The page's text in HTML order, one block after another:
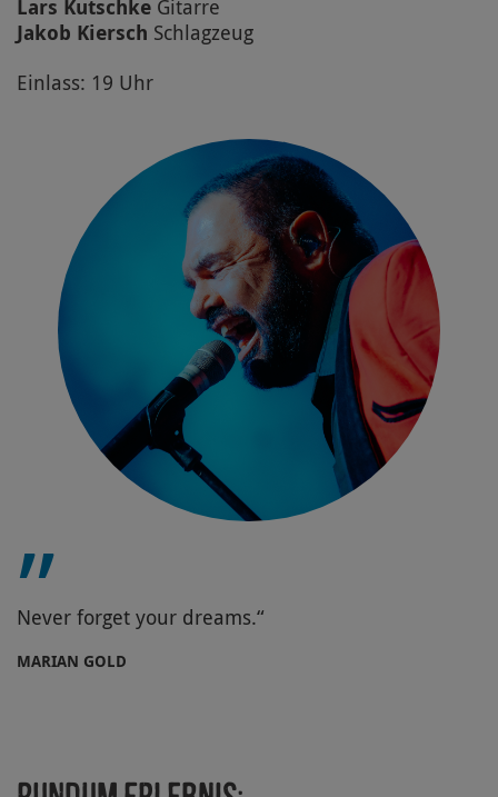
Lars Kutschke Gitarre
Jakob Kiersch Schlagzeug
Einlass: 19 Uhr
Never forget your dreams.
MARIAN GOLD